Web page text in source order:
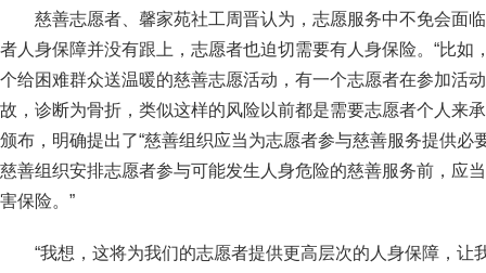
慈善志愿者、馨家苑社工周晋认为，志愿服务中不免会面
者人身保障并没有跟上，志愿者也迫切需要有人身保险。“比如
个给困难群众送温暖的慈善志愿活动，有一个志愿者在参加活
故，诊断为骨折，类似这样的风险以前都是需要志愿者个人来
颁布，明确提出了“慈善组织应当为志愿者参与慈善服务提供必
慈善组织安排志愿者参与可能发生人身危险的慈善服务前，应
害保险。”
“我想，这将为我们的志愿者提供更高层次的人身保障，让